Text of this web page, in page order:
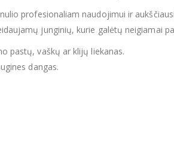
profesionaliam naudojimui ir
junginių, kurie galėtų neigiamai
pastų, vaškų ar klijų liekanas.
dangas.